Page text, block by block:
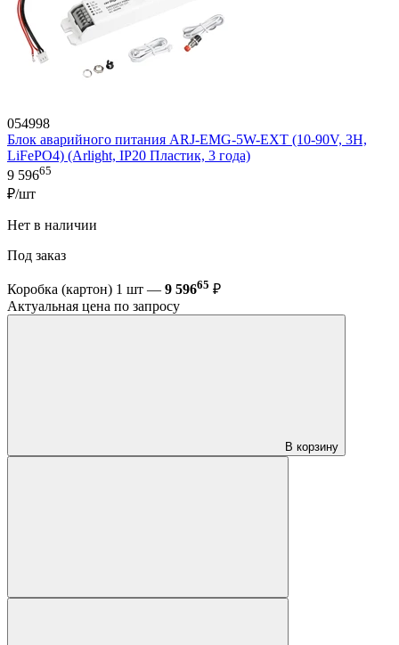
054998
Блок аварийного питания ARJ-EMG-5W-EXT (10-90V, 3H,
LiFePO4) (Arlight, IP20 Пластик, 3 года)
9 59665
₽/шт
Нет в наличии
Под заказ
Коробка (картон) 1 шт — 9 59665 ₽
Актуальная цена по запросу
В корзину